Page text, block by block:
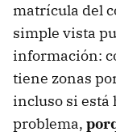
matrícula del
simple vista
información:
tiene zonas
incluso si está
problema,